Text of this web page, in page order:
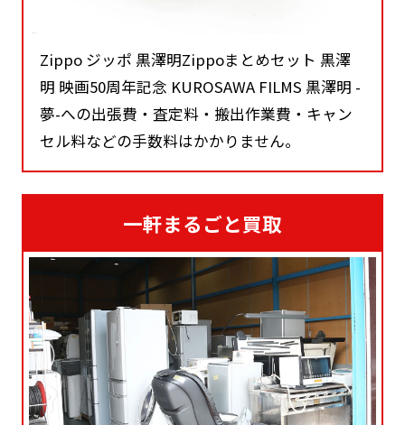
Zippo ジッポ 黒澤明Zippoまとめセット 黒澤
明 映画50周年記念 KUROSAWA FILMS 黒澤明 -
夢-への出張費・査定料・搬出作業費・キャン
セル料などの手数料はかかりません。
一軒まるごと買取